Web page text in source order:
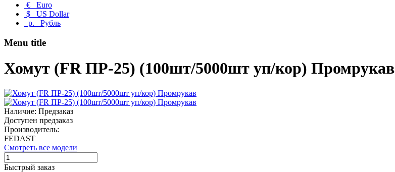
€ Euro
$ US Dollar
р. Рубль
Menu title
Хомут (FR ПР-25) (100шт/5000шт уп/кор) Промрукав
Наличие: Предзаказ
Доступен предзаказ
Производитель:
FEDAST
Смотреть все модели
Быстрый заказ